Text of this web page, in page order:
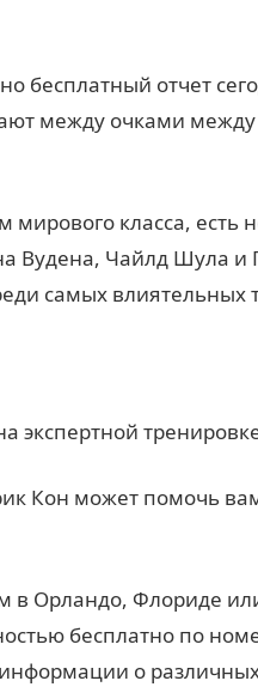
бесплатный отчет
между очками
класса, есть
Вудена, Чайлд Шула и
самых влиятельных
экспертной
Кон может помочь
в Орландо, Флориде
бесплатно по
о